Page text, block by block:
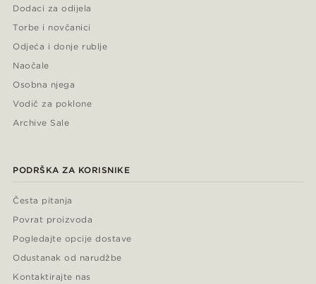
Dodaci za odijela
Torbe i novčanici
Odjeća i donje rublje
Naočale
Osobna njega
Vodič za poklone
Archive Sale
PODRŠKA ZA KORISNIKE
Česta pitanja
Povrat proizvoda
Pogledajte opcije dostave
Odustanak od narudžbe
Kontaktirajte nas